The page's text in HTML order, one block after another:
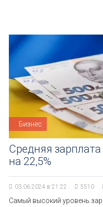
Бизнес
Средняя
на 22,5%
03.06.2024 в 21:22 5510
Самый высокий уровень